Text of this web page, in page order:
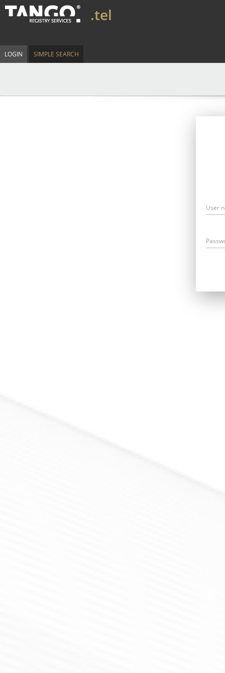
.tel
LOGIN SIMPLE SEARCH
User